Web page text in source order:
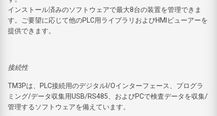
インストール済みのソフトウェアで最大8台の装置を管理できま
す。ご要望に応じて他のPLC用ライブラリおよびHMIビューアーを
提供できます。
接続性
TM3Pは、PLC接続用のデジタルI/Oインターフェース、プログラ
ミング/データ収集用USB/RS485、およびPCで検査データを収集/
管理するソフトウェアを備えています。